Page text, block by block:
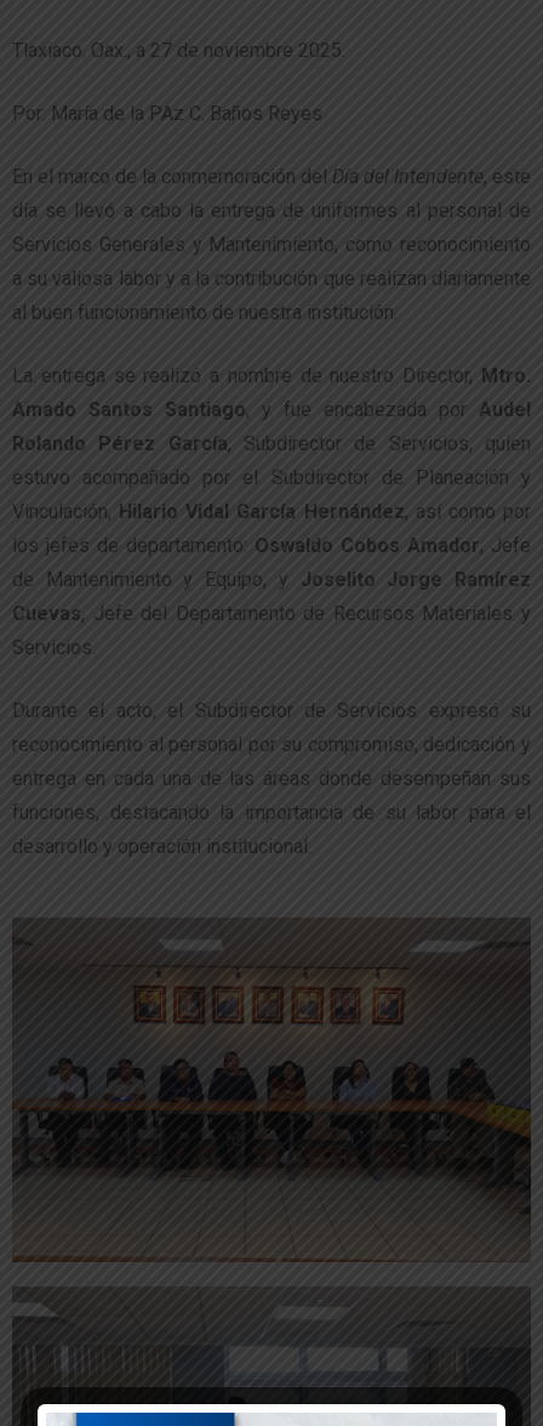
Tlaxiaco. Oax., a 27 de noviembre 2025.
Por: María de la PAz C. Baños Reyes
En el marco de la conmemoración del Día del Intendente, este
día se llevó a cabo la entrega de uniformes al personal de
Servicios Generales y Mantenimiento, como reconocimiento
a su valiosa labor y a la contribución que realizan diariamente
al buen funcionamiento de nuestra institución.
La entrega se realizó a nombre de nuestro Director, Mtro.
Amado Santos Santiago, y fue encabezada por Audel
Rolando Pérez García, Subdirector de Servicios, quien
estuvo acompañado por el Subdirector de Planeación y
Vinculación, Hilario Vidal García Hernández, así como por
los jefes de departamento: Oswaldo Cobos Amador, Jefe
de Mantenimiento y Equipo, y Joselito Jorge Ramírez
Cuevas, Jefe del Departamento de Recursos Materiales y
Servicios.
Durante el acto, el Subdirector de Servicios expresó su
reconocimiento al personal por su compromiso, dedicación y
entrega en cada una de las áreas donde desempeñan sus
funciones, destacando la importancia de su labor para el
desarrollo y operación institucional.